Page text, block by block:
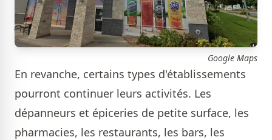
Google Maps
En revanche, certains types d'établissements
pourront continuer leurs activités. Les
dépanneurs et épiceries de petite surface, les
pharmacies, les restaurants, les bars, les